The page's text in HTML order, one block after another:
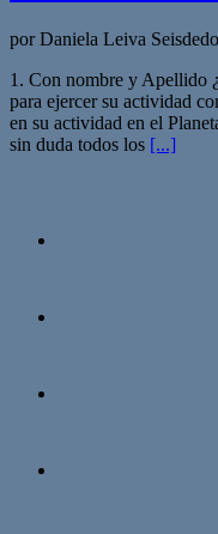
por Daniela Leiva
1. Con nombre y Apellido
para ejercer su actividad
en su actividad en el
sin duda todos los [...]